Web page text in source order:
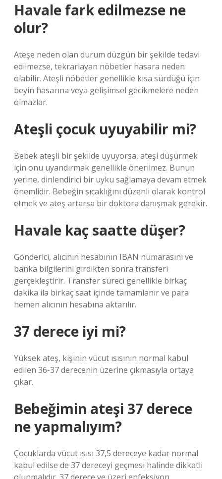
Havale fark edilmezse ne
olur?
Ateşe neden olan durum düzgün bir şekilde tedavi
edilmezse, tekrarlayan nöbetler hasara neden
olabilir. Ateşli nöbetler genellikle kısa sürdüğü için
beyin hasarına veya gelişimsel gecikmelere neden
olmazlar.
Ateşli çocuk uyuyabilir mi?
Bebek ateşli bir şekilde uyuyorsa, ateşi düşürmek
için onu uyandırmak genellikle önerilmez. Bunun
yerine, dinlendirici bir uyku sağlamaya devam etmek
önemlidir. Bebeğin sıcaklığını düzenli olarak kontrol
etmek ve ateş artarsa ​​bir doktora danışmak gerekir.
Havale kaç saatte düşer?
Gönderici, alıcının hesabının IBAN numarasını ve
banka bilgilerini girdikten sonra transferi
gerçekleştirir. Transfer süreci genellikle birkaç
dakika ila birkaç saat içinde tamamlanır ve para
hemen alıcının hesabına aktarılır.
37 derece iyi mi?
Yüksek ateş, kişinin vücut ısısının normal kabul
edilen 36-37 derecenin üzerine çıkmasıyla ortaya
çıkar.
Bebeğimin ateşi 37 derece
ne yapmalıyım?
Çocuklarda vücut ısısı 37,5 dereceye kadar normal
kabul edilse de 37 dereceyi geçmesi halinde dikkatli